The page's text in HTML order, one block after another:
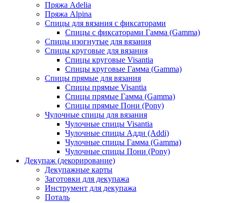
Пряжа Adelia
Пряжа Alpina
Спицы для вязания с фиксаторами
Спицы с фиксаторами Гамма (Gamma)
Спицы изогнутые для вязания
Спицы круговые для вязания
Спицы круговые Visantia
Спицы круговые Гамма (Gamma)
Спицы прямые для вязания
Спицы прямые Visantia
Спицы прямые Гамма (Gamma)
Спицы прямые Пони (Pony)
Чулочные спицы для вязания
Чулочные спицы Visantia
Чулочные спицы Адди (Addi)
Чулочные спицы Гамма (Gamma)
Чулочные спицы Пони (Pony)
Декупаж (декорирование)
Декупажные карты
Заготовки для декупажа
Инструмент для декупажа
Поталь